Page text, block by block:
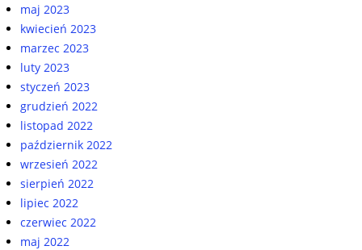
maj 2023
kwiecień 2023
marzec 2023
luty 2023
styczeń 2023
grudzień 2022
listopad 2022
październik 2022
wrzesień 2022
sierpień 2022
lipiec 2022
czerwiec 2022
maj 2022